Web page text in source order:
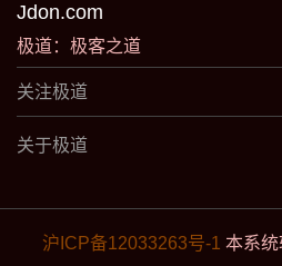
Jdon.com
极道：极客之道
关注极道
关于极道
沪ICP备12033263号-1 本系统